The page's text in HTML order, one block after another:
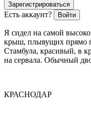
Зарегистрироваться
Есть аккаунт? Войти
Я сидел на самой
крыш, плывущих прямо
Стамбула, красивый, в
на сервала. Обычный
КРАСНОДАР